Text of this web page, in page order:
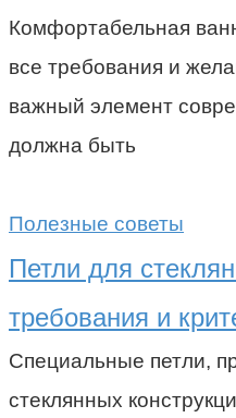
Комфортабельная
все требования и
важный элемент
должна быть
Полезные советы
Петли для
требования и
Специальные петли,
стеклянных